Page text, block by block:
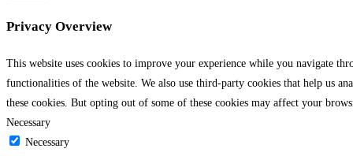
Privacy Overview
This website uses cookies to improve your experience while you navigate
functionalities of the website. We also use third-party cookies that help us
these cookies. But opting out of some of these cookies may affect your
Necessary
Necessary